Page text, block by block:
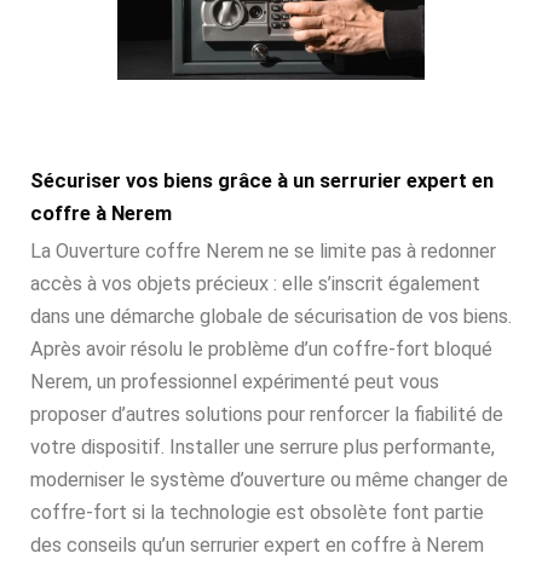
Sécuriser vos biens grâce à un serrurier expert en
coffre à Nerem
La Ouverture coffre Nerem ne se limite pas à redonner
accès à vos objets précieux : elle s’inscrit également
dans une démarche globale de sécurisation de vos biens.
Après avoir résolu le problème d’un coffre-fort bloqué
Nerem, un professionnel expérimenté peut vous
proposer d’autres solutions pour renforcer la fiabilité de
votre dispositif. Installer une serrure plus performante,
moderniser le système d’ouverture ou même changer de
coffre-fort si la technologie est obsolète font partie
des conseils qu’un serrurier expert en coffre à Nerem